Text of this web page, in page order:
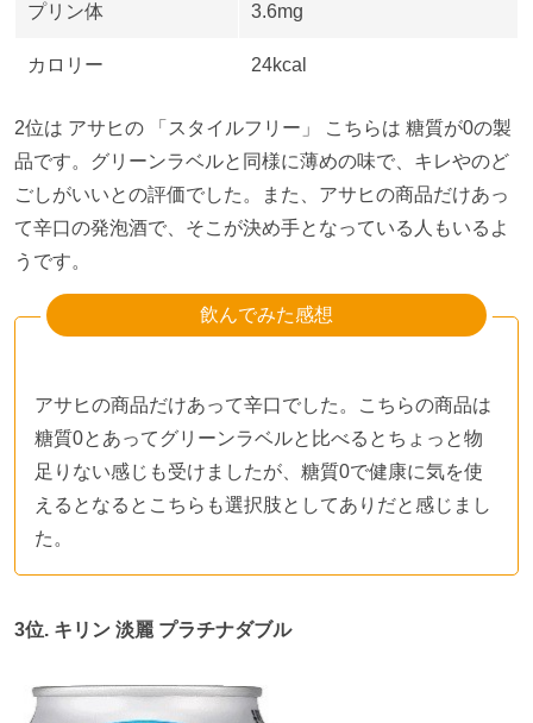
プリン体 3.6mg
カロリー 24kcal
2位は アサヒの 「スタイルフリー」 こちらは 糖質が0の製
品です。グリーンラベルと同様に薄めの味で、キレやのど
ごしがいいとの評価でした。また、アサヒの商品だけあっ
て辛口の発泡酒で、そこが決め手となっている人もいるよ
うです。
飲んでみた感想
アサヒの商品だけあって辛口でした。こちらの商品は
糖質0とあってグリーンラベルと比べるとちょっと物
足りない感じも受けましたが、糖質0で健康に気を使
えるとなるとこちらも選択肢としてありだと感じまし
た。
3位. キリン 淡麗 プラチナダブル